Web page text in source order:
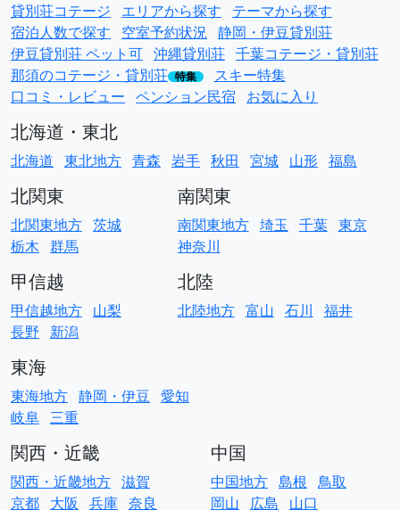
貸別荘コテージ エリアから探す
テーマから探す
宿泊人数で探す
空室予約状況 静岡・伊豆貸別荘
伊豆貸別荘 ペット可 沖縄貸別荘 千葉コテージ・貸別荘
那須のコテージ・貸別荘 特集
スキー特集
口コミ・レビュー ペンション民宿 お気に入り
北海道・東北
北海道 東北地方 青森 岩手 秋田 宮城 山形 福島
北関東
北関東地方 茨城
栃木 群馬
南関東
南関東地方 埼玉 千葉 東京
神奈川
甲信越
甲信越地方 山梨
長野
新潟
北陸
北陸地方 富山 石川 福井
東海
東海地方 静岡・伊豆 愛知
岐阜 三重
関西・近畿
関西・近畿地方 滋賀
京都 大阪 兵庫 奈良
中国
中国地方 島根 鳥取
岡山
広島 山口